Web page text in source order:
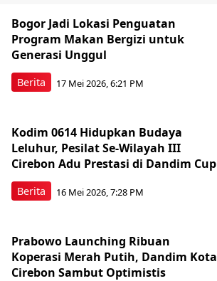
Berita
Bogor Jadi Lokasi Penguatan
Program Makan Bergizi untuk
Generasi Unggul
17 Mei 2026, 6:21 PM
Berita
Kodim 0614 Hidupkan Budaya
Leluhur, Pesilat Se-Wilayah III
Cirebon Adu Prestasi di Dandim Cup
16 Mei 2026, 7:28 PM
Prabowo Launching Ribuan
Koperasi Merah Putih, Dandim Kota
Cirebon Sambut Optimistis